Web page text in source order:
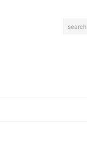
search